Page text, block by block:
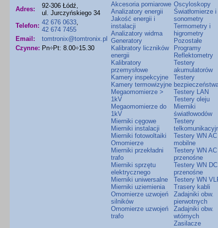
Adres:
92-306 Łódź,
ul. Jurczyńskiego 34
Telefon: 42 676 0633,
42 674 7455
Email:
tomtronix@tomtronix.pl
Czynne: Pn÷Pt: 8.00÷15.30
Akcesoria pomiarowe
Analizatory energii
Jakość energii i
instalacji
Analizatory widma
Generatory
Kalibratory liczników
energii
Kalibratory
przemysłowe
Kamery inspekcyjne
Kamery termowizyjne
Megaomomierze >
1kV
Megaomomierze do
1kV
Mierniki cęgowe
Mierniki instalacji
Mierniki fotowoltaiki
Omomierze
Mierniki przekładni
trafo
Mierniki sprzętu
elektrycznego
Mierniki uniwersalne
Mierniki uziemienia
Omomierze uzwojeń
silników
Omomierze uzwojeń
trafo
Oscyloskopy
Światłomierze i
sonometry
Termometry i
higrometry
Pozostałe
Programy
Reflektometry
Testery
akumulatorów
Testery
Testery LAN
Testery oleju
Mierniki
światłowodów
Testery
Testery WN AC
mobilne
Testery WN AC
przenośne
Testery WN DC
przenośne
Testery WN
Trasery kabli
Zadajniki obw.
pierwotnych
Zadajniki obw.
wtórnych
Zasilacze